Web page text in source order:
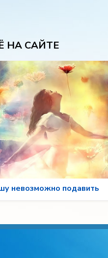
НА САЙТЕ
невозможно подавить